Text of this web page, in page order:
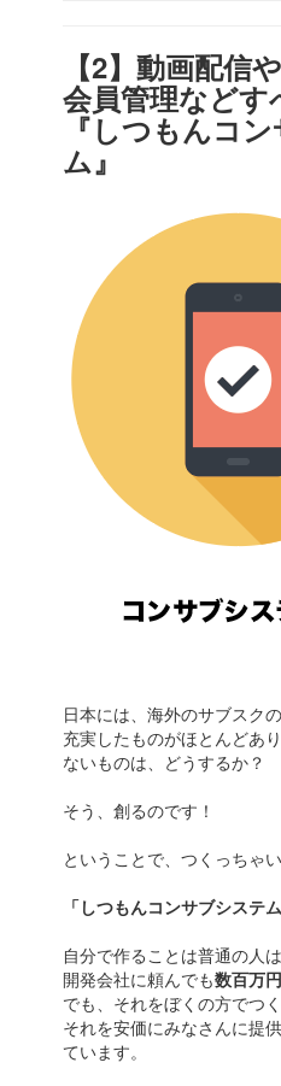
【2】動画配信
会員管理などす
『しつもんコ
ム』
日本には、海外のサブスク
充実したものがほとんどあり
ないものは、どうするか？
そう、創るのです！
ということで、つくっちゃい
「しつもんコンサブシステム
自分で作ることは普通の人
開発会社に頼んでも数百万
でも、それをぼくの方でつ
それを安価にみなさんに提
ています。